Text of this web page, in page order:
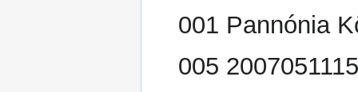
001 Pannónia
005